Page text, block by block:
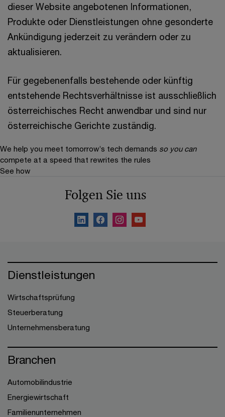
dieser Website angebotenen Informationen,
Produkte oder Dienstleistungen ohne gesonderte
Ankündigung jederzeit zu verändern oder zu
aktualisieren.
Für gegebenenfalls bestehende oder künftig
entstehende Rechtsverhältnisse ist ausschließlich
österreichisches Recht anwendbar und sind nur
österreichische Gerichte zuständig.
We help you meet tomorrow’s tech demands so you can
compete at a speed that rewrites the rules
See how
Folgen Sie uns
Dienstleistungen
Wirtschaftsprüfung
Steuerberatung
Unternehmensberatung
Branchen
Automobilindustrie
Energiewirtschaft
Familienunternehmen